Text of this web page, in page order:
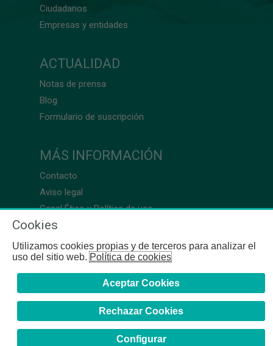
Ciudadanos
Empresas y entidades
ACTUALIDAD
Notas de prensa
Blog
Formulario de suscripción
MÁS INFORMACIÓN
Contacto
Aviso legal
Canal Ético y Política de uso
Cookies
Utilizamos cookies propias y de terceros para analizar el
uso del sitio web.Política de cookies
Aceptar Cookies
Rechazar Cookies
Configurar